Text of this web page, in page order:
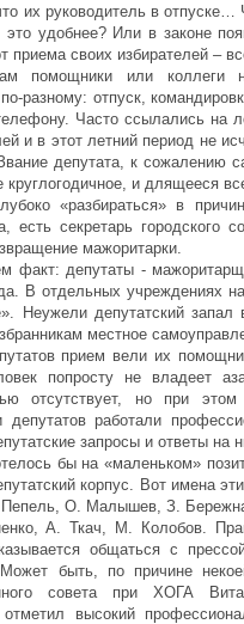
их руководитель в
удобнее? Или в законе
своих избирателей –
помощники или коллеги
по-разному: отпуск,
Часто ссылались на
и в этот летний период не
депутата, к сожалению
круглогодичное, и длящееся
«разбираться» в
есть секретарь городского
мажоритарки.
факт: депутаты -
В отдельных учреждениях
Неужели депутатский
местное
прием вели их
попросту не владеет
отсутствует, но при
депутатов работали
запросы и ответы на
бы на «маленьком»
корпус. Вот имена
Пепель, О. Малышев, З.
А. Ткач, М. Колобов.
общаться с
быть, по причине
совета при ХОГА
отметил высокий